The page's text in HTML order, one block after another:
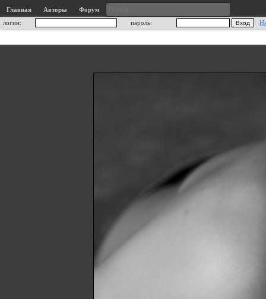
Главная Авторы
Форум
логин:
пароль: